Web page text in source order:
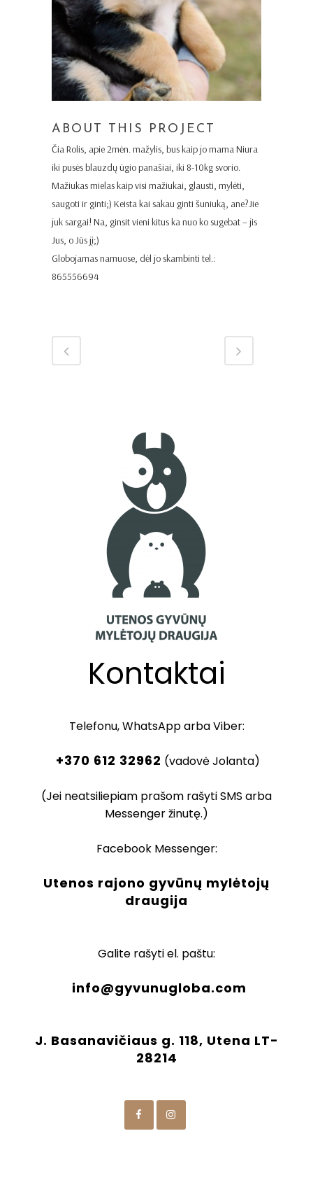
ABOUT THIS PROJECT
Čia Rolis, apie 2mėn. mažylis, bus kaip jo mama Niura
iki pusės blauzdų ūgio panašiai, iki 8-10kg svorio.
Mažiukas mielas kaip visi mažiukai, glausti, mylėti,
saugoti ir ginti;) Keista kai sakau ginti šuniuką, ane?Jie
juk sargai! Na, ginsit vieni kitus ka nuo ko sugebat – jis
Jus, o Jūs jį;)
Globojamas namuose, dėl jo skambinti tel.:
865556694
Kontaktai
Telefonu, WhatsApp arba Viber:
+370 612 32962 (vadovė Jolanta)
(Jei neatsiliepiam prašom rašyti SMS arba
Messenger žinutę.)
Facebook Messenger:
Utenos rajono gyvūnų mylėtojų
draugija
Galite rašyti el. paštu:
info@gyvunugloba.com
J. Basanavičiaus g. 118, Utena LT-
28214